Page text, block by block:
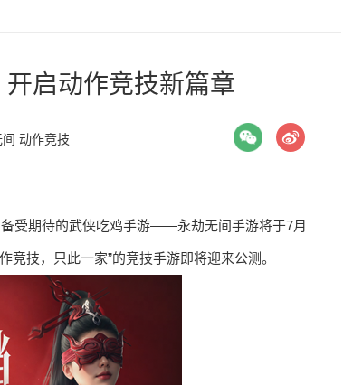
启动作竞技新篇章
动作竞技
受期待的武侠吃鸡手游——永劫无间手游将于7月
技，只此一家”的竞技手游即将迎来公测。